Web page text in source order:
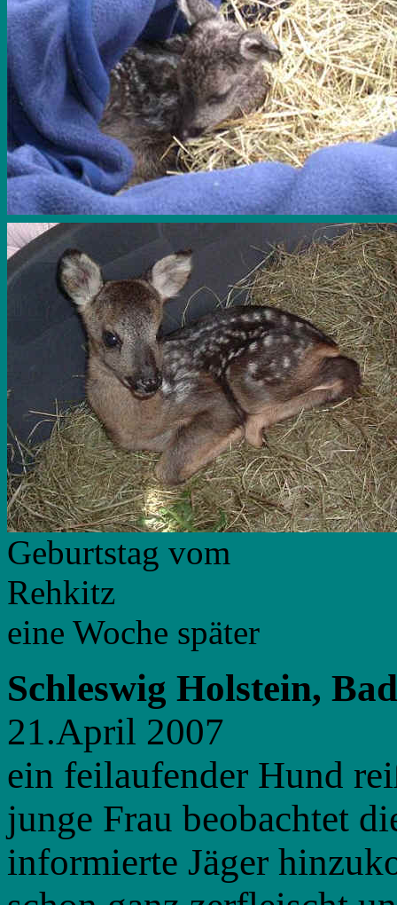
Geburtstag vom
eine Woche später
Schleswig Holstein,
21.April 2007
ein feilaufender Hund
junge Frau beobachtet
informierte Jäger